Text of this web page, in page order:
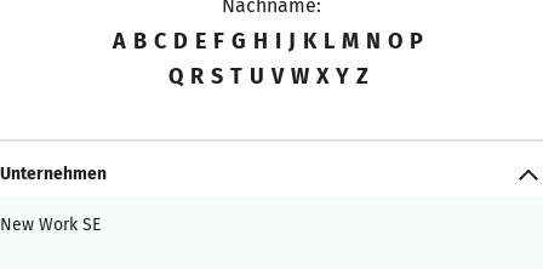
Nachname:
A B C D E F G H I J K L M N O P
Q R S T U V W X Y Z
Unternehmen
New Work SE